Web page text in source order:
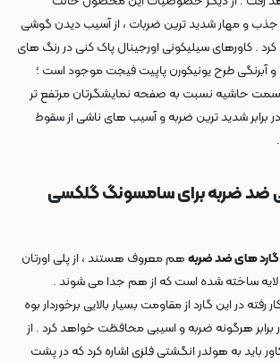
و مهار شدید ترین ضربات ، از آسیب دیدن گوشی
. کاورهای سیلیکونی اورجینال پاک کنی در رنگ های
آبرنگی طرح یونیکورن پاپیت فیجت موجود است ؛
حاشیه نسبت به صفحه نمایشگرتان مرتفع تر
برابر شدید ترین ضربه و آسیب های ناشی از سقوط
ضد ضربه برای سامسونگ گلکسی
گارد های ضد ضربههم معروف هستند ، از پلی اورتان
لایه ساخته شده است که از هم جدا می شوند .
در این گارد از مقاومت بسیار بالایی برخوردار بوه
برابر هرگونه ضربه و اسیبی محافظت خواهد کرد . از
باید به هولدر انگشتی فلزی اشاره کرد که در پشت